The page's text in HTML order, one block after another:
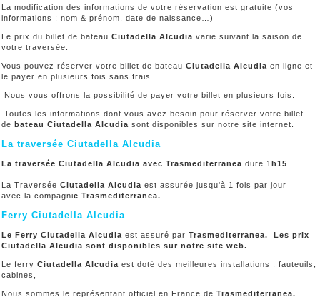
La modification des informations de votre réservation est gratuite (vos
informations : nom & prénom, date de naissance…)
Le prix du billet de bateau Ciutadella Alcudia varie suivant la saison de
votre traversée.
Vous pouvez réserver votre billet de bateau Ciutadella Alcudia en ligne et
le payer en plusieurs fois sans frais.
Nous vous offrons la possibilité de payer votre billet en plusieurs fois.
Toutes les informations dont vous avez besoin pour réserver votre billet
de bateau Ciutadella Alcudia sont disponibles sur notre site internet.
La traversée Ciutadella Alcudia
La traversée Ciutadella Alcudia avec Trasmediterranea dure 1 h15
La Traversée Ciutadella Alcudia est assurée jusqu'à 1 fois par jour
avec la compagnie Trasmediterranea.
Ferry Ciutadella Alcudia
Le Ferry Ciutadella Alcudia est assuré par Trasmediterranea. Les prix
Ciutadella Alcudia sont disponibles sur notre site web.
Le ferry Ciutadella Alcudia est doté des meilleures installations : fauteuils,
cabines,
Nous sommes le représentant officiel en France de Trasmediterranea.